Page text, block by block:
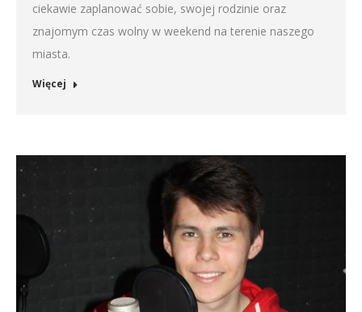
ciekawie zaplanować sobie, swojej rodzinie oraz
znajomym czas wolny w weekend na terenie naszego
miasta.
Więcej